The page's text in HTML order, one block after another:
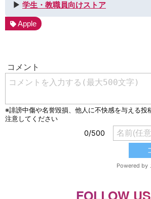
▶︎ 学生・教職員向けストア
Apple